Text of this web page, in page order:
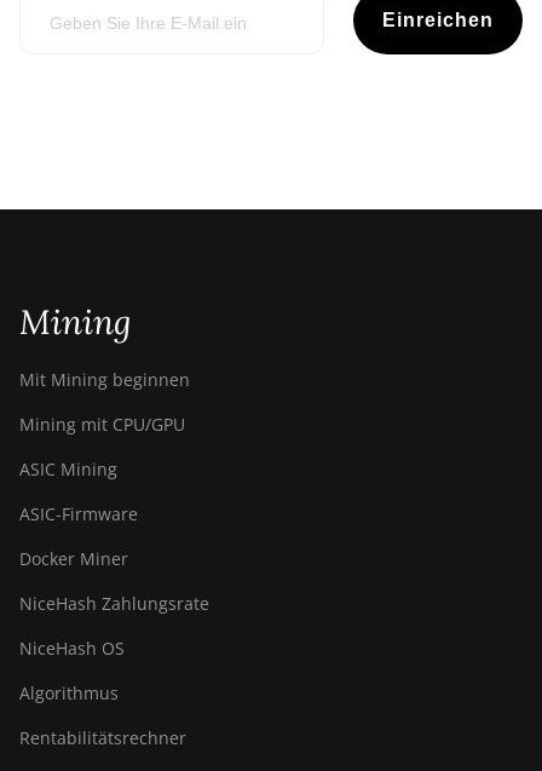
Einreichen
Mining
Mit Mining beginnen
Mining mit CPU/GPU
ASIC Mining
ASIC-Firmware
Docker Miner
NiceHash Zahlungsrate
NiceHash OS
Algorithmus
Rentabilitätsrechner